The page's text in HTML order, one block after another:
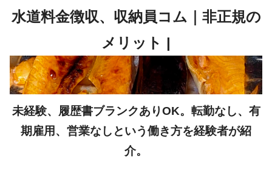
未経験、履歴書ブランクありOK。転勤なし、有
期雇用、営業なしという働き方を経験者が紹
介。